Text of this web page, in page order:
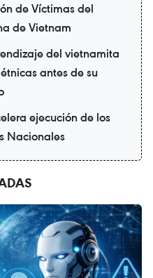
de Víctimas del
de Vietnam
del vietnamita
antes de su
ejecución de los
Nacionales